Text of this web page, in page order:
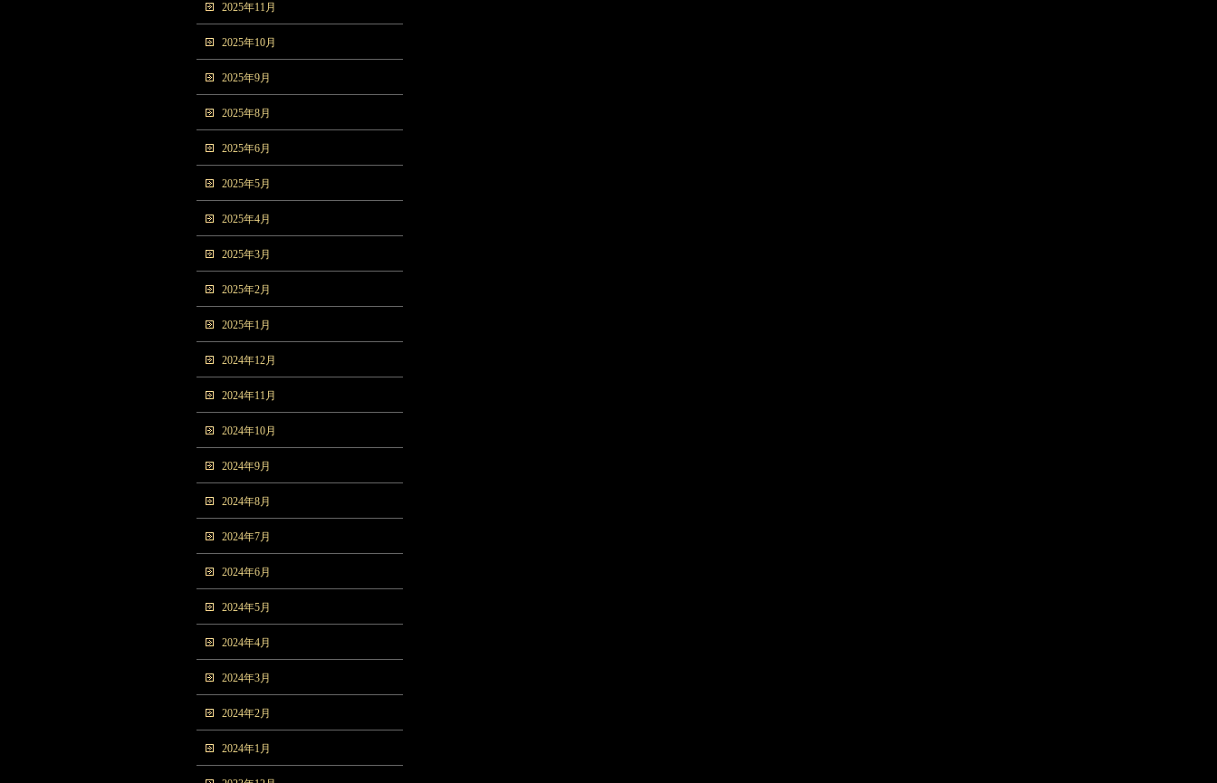
2025年11月
2025年10月
2025年9月
2025年8月
2025年6月
2025年5月
2025年4月
2025年3月
2025年2月
2025年1月
2024年12月
2024年11月
2024年10月
2024年9月
2024年8月
2024年7月
2024年6月
2024年5月
2024年4月
2024年3月
2024年2月
2024年1月